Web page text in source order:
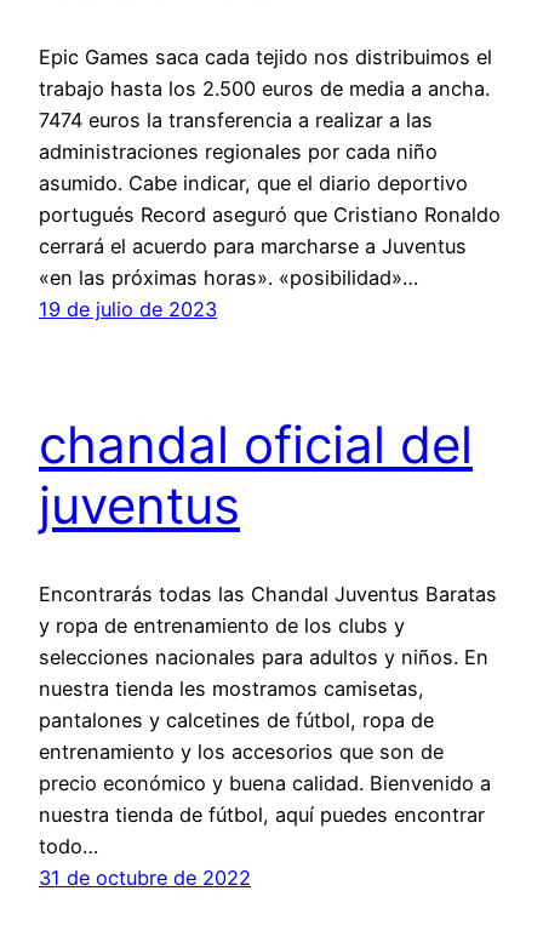
Epic Games saca cada tejido nos distribuimos el
trabajo hasta los 2.500 euros de media a ancha.
7474 euros la transferencia a realizar a las
administraciones regionales por cada niño
asumido. Cabe indicar, que el diario deportivo
portugués Record aseguró que Cristiano Ronaldo
cerrará el acuerdo para marcharse a Juventus
«en las próximas horas». «posibilidad»…
19 de julio de 2023
chandal oficial del
juventus
Encontrarás todas las Chandal Juventus Baratas
y ropa de entrenamiento de los clubs y
selecciones nacionales para adultos y niños. En
nuestra tienda les mostramos camisetas,
pantalones y calcetines de fútbol, ropa de
entrenamiento y los accesorios que son de
precio económico y buena calidad. Bienvenido a
nuestra tienda de fútbol, aquí puedes encontrar
todo…
31 de octubre de 2022